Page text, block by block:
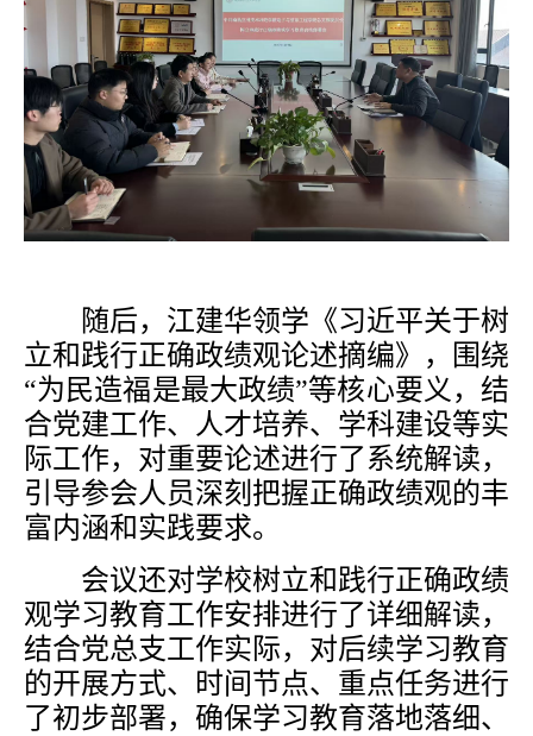
随后，江建华领学《习近平关于树
立和践行正确政绩观论述摘编》，围绕
“为民造福是最大政绩”等核心要义，结
合党建工作、人才培养、学科建设等实
际工作，对重要论述进行了系统解读，
引导参会人员深刻把握正确政绩观的丰
富内涵和实践要求。
会议还对学校树立和践行正确政绩
观学习教育工作安排进行了详细解读，
结合党总支工作实际，对后续学习教育
的开展方式、时间节点、重点任务进行
了初步部署，确保学习教育落地落细、